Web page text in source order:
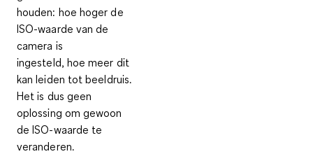
houden: hoe hoger de
ISO-waarde van de
camera is
ingesteld, hoe meer dit
kan leiden tot beeldruis.
Het is dus geen
oplossing om gewoon
de ISO-waarde te
veranderen.